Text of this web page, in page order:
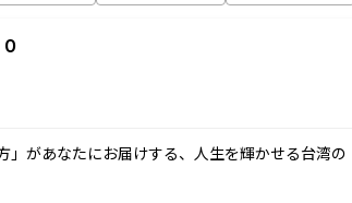
があなたにお届けする、人生を輝かせる台湾の